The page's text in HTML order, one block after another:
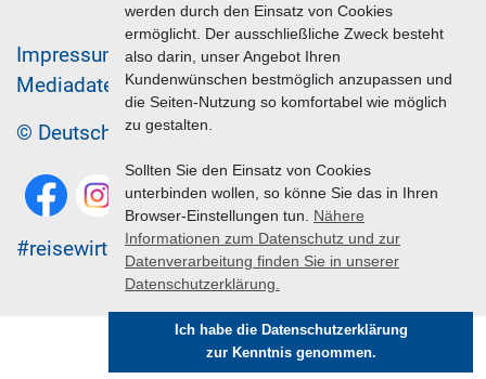
werden durch den Einsatz von Cookies
ermöglicht. Der ausschließliche Zweck besteht
also darin, unser Angebot Ihren
Kundenwünschen bestmöglich anzupassen und
die Seiten-Nutzung so komfortabel wie möglich
zu gestalten.
Sollten Sie den Einsatz von Cookies
unterbinden wollen, so könne Sie das in Ihren
Browser-Einstellungen tun. Nähere
Informationen zum Datenschutz und zur
Datenverarbeitung finden Sie in unserer
Datenschutzerklärung.
Ich habe die Datenschutzerklärung
zur Kenntnis genommen.
Im­pres­sum & Da­ten­schutz
Me­di­a­da­ten & Mar­ke­ting­leis­tun­gen
Jobs
© Deutscher Reiseverband 2026
#reisewirtschaft